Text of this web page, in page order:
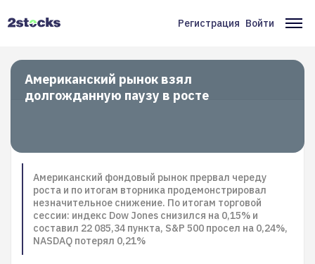
Меню
учётной
записи
пользователя
Регистрация Войти
Американский рынок взял
долгожданную паузу в росте
Американский фондовый рынок прервал череду
роста и по итогам вторника продемонстрировал
незначительное снижение. По итогам торговой
сессии: индекс Dow Jones снизился на 0,15% и
составил 22 085,34 пункта, S&P 500 просел на 0,24%,
NASDAQ потерял 0,21%